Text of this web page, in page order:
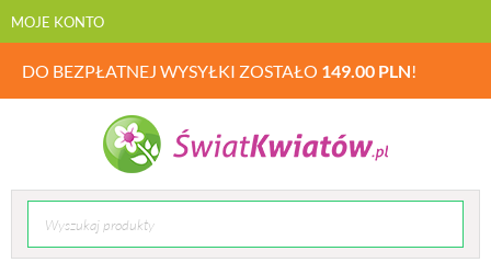
MOJE KONTO
DO BEZPŁATNEJ WYSYŁKI ZOSTAŁO 149.00 PLN!